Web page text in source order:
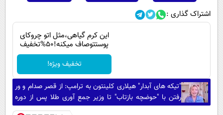
اشتراک گذاری :
این کرم گیاهی،مثل اتو چروکای
پوستتوصاف میکنه!50%تخفیف
تخفیف ویژه!
"تیکه های آبدار" هیلاری کلینتون به ترامپ: از قصر صدام و ور
رفتن با "حوضچه بازتاب" تا وزیر جمع آوری طلا پس از دوره
ترامپ!